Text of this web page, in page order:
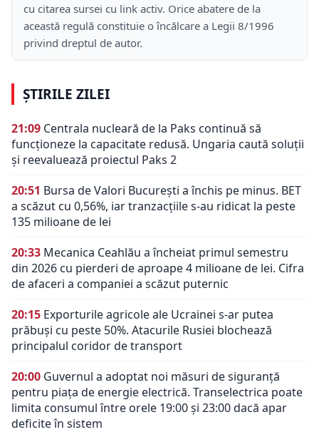
cu citarea sursei cu link activ. Orice abatere de la
această regulă constituie o încălcare a Legii 8/1996
privind dreptul de autor.
ȘTIRILE ZILEI
21:09 Centrala nucleară de la Paks continuă să
funcționeze la capacitate redusă. Ungaria caută soluții
și reevaluează proiectul Paks 2
20:51 Bursa de Valori București a închis pe minus. BET
a scăzut cu 0,56%, iar tranzacțiile s-au ridicat la peste
135 milioane de lei
20:33 Mecanica Ceahlău a încheiat primul semestru
din 2026 cu pierderi de aproape 4 milioane de lei. Cifra
de afaceri a companiei a scăzut puternic
20:15 Exporturile agricole ale Ucrainei s-ar putea
prăbuși cu peste 50%. Atacurile Rusiei blochează
principalul coridor de transport
20:00 Guvernul a adoptat noi măsuri de siguranță
pentru piața de energie electrică. Transelectrica poate
limita consumul între orele 19:00 și 23:00 dacă apar
deficite în sistem